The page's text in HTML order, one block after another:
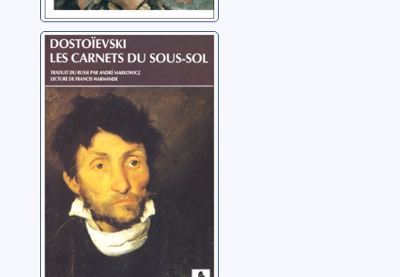
Les carnets du
sous-sol
Dostoïevski, Fedor
Mikhaïlovitch